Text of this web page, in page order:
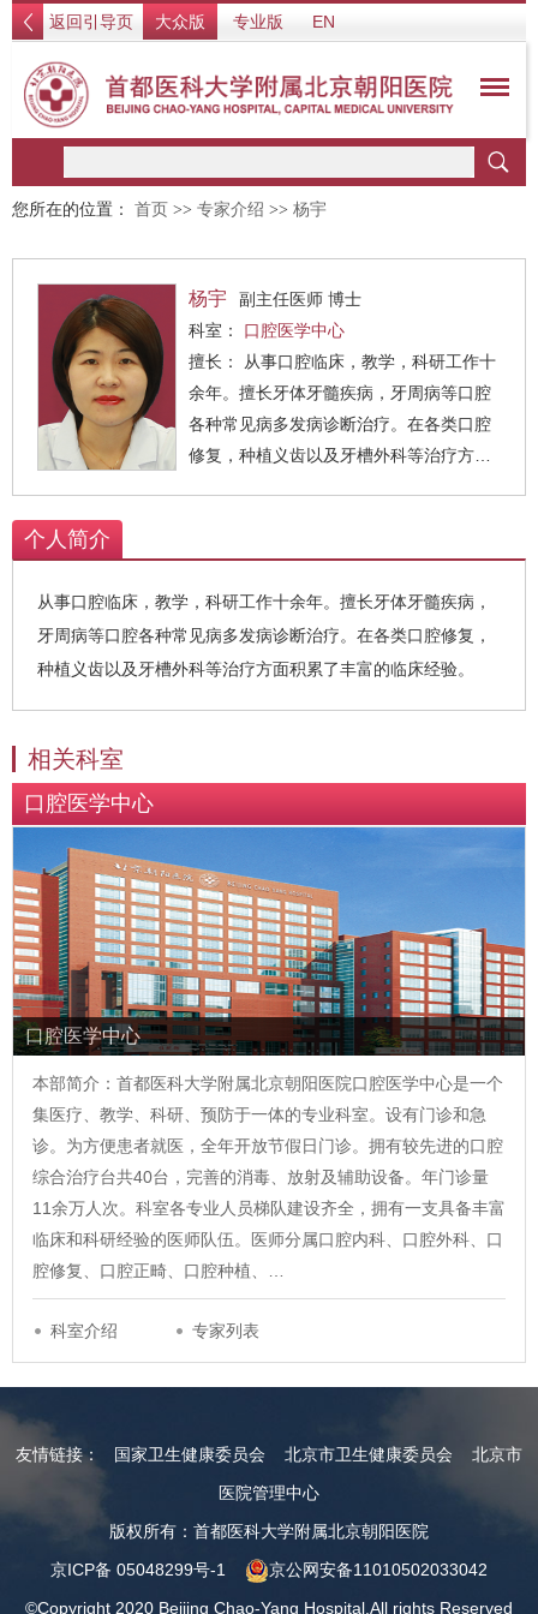
返回引导页 大众版 专业版 EN
您所在的位置： 首页 >> 专家介绍 >> 杨宇
杨宇
副主任医师 博士
科室： 口腔医学中心
擅长： 从事口腔临床，教学，科研工作十
余年。擅长牙体牙髓疾病，牙周病等口腔
各种常见病多发病诊断治疗。在各类口腔
修复，种植义齿以及牙槽外科等治疗方面
个人简介
从事口腔临床，教学，科研工作十余年。擅长牙体牙髓疾病，
牙周病等口腔各种常见病多发病诊断治疗。在各类口腔修复，
种植义齿以及牙槽外科等治疗方面积累了丰富的临床经验。
相关科室
口腔医学中心
口腔医学中心
本部简介：首都医科大学附属北京朝阳医院口腔医学中心是一个
集医疗、教学、科研、预防于一体的专业科室。设有门诊和急
诊。为方便患者就医，全年开放节假日门诊。拥有较先进的口腔
综合治疗台共40台，完善的消毒、放射及辅助设备。年门诊量
11余万人次。科室各专业人员梯队建设齐全，拥有一支具备丰富
临床和科研经验的医师队伍。医师分属口腔内科、口腔外科、口
腔修复、口腔正畸、口腔种植、…
科室介绍 专家列表
友情链接： 国家卫生健康委员会 北京市卫生健康委员会
北京市
医院管理中心
版权所有：首都医科大学附属北京朝阳医院
京ICP备 05048299号-1
京公网安备11010502033042
©Copyright 2020 Beijing Chao-Yang Hospital.All rights Reserved